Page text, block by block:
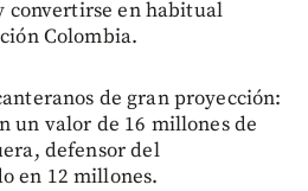
convertirse en habitual
Colombia.
de gran proyección:
un valor de 16 millones de
defensor del
en 12 millones.